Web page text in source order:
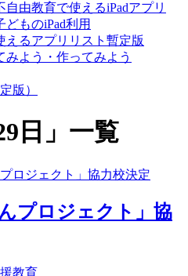
自由教育で使えるiPadアプリ
ものiPad利用
えるアプリリスト暫定版
みよう・作ってみよう
版）
日 」 一覧
プロジェクト」協
教育